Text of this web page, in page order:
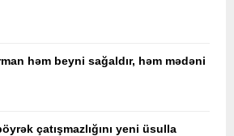
həm beyni sağaldır, həm mədəni
çatışmazlığını yeni üsulla